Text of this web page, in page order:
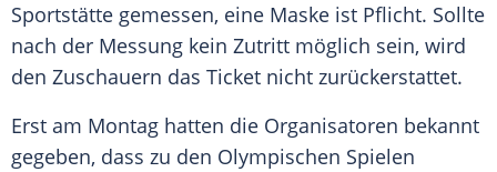
Sportstätte gemessen, eine Maske ist Pflicht. Sollte
nach der Messung kein Zutritt möglich sein, wird
den Zuschauern das Ticket nicht zurückerstattet.
Erst am Montag hatten die Organisatoren bekannt
gegeben, dass zu den Olympischen Spielen